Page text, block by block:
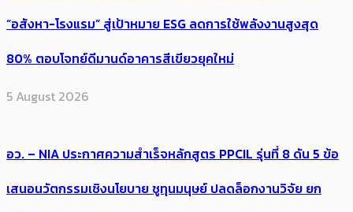
“อสังหา-โรงแรม” สู่เป้าหมาย ESG ลดการใช้พลังงานสูงสุด
80% ตอบโจทย์ดีมานด์อาคารสีเขียวยุคใหม่
5 August 2026
อว. – NIA ประกาศความสำเร็จหลักสูตร PPCIL รุ่นที่ 8 ดัน 5 ข้อ
เสนอนวัตกรรมเชิงนโยบาย ชูทุนมนุษย์ ปลดล็อกงานวิจัย ยก